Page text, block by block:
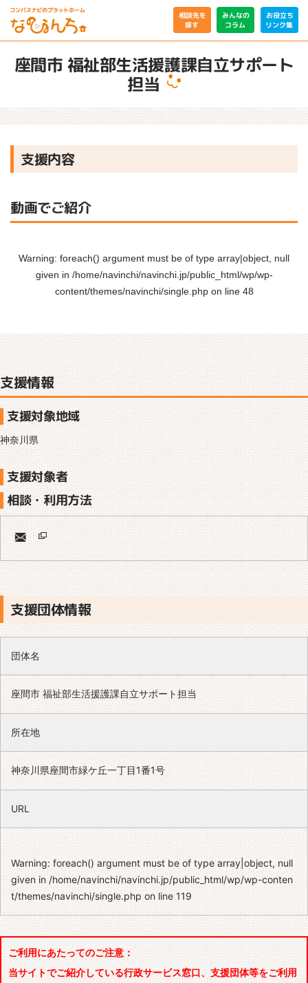
相談先を
探す
みんなの
コラム
お役立ち
リンク集
座間市 福祉部生活援護課自立サポート
担当
支援内容
動画でご紹介
Warning: foreach() argument must be of type array|object, null
given in /home/navinchi/navinchi.jp/public_html/wp/wp-
content/themes/navinchi/single.phpon line 48
支援情報
支援対象地域
神奈川県
支援対象者
相談・利用方法
支援団体情報
団体名
座間市 福祉部生活援護課自立サポート担当
所在地
神奈川県座間市緑ケ丘一丁目1番1号
URL
Warning: foreach() argument must be of type array|object, null
given in/home/navinchi/navinchi.jp/public_html/wp/wp-conten
t/themes/navinchi/single.phpon line119
ご利用にあたってのご注意：
当サイトでご紹介している行政サービス窓口、支援団体等をご利用